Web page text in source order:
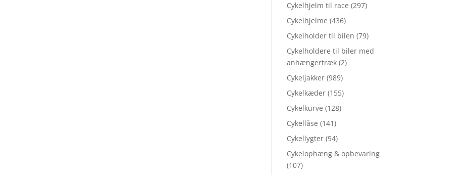
Cykelhjelm til race (297)
Cykelhjelme (436)
Cykelholder til bilen (79)
Cykelholdere til biler med
anhængertræk (2)
Cykeljakker (989)
Cykelkæder (155)
Cykelkurve (128)
Cykellåse (141)
Cykellygter (94)
Cykelophæng & opbevaring
(107)